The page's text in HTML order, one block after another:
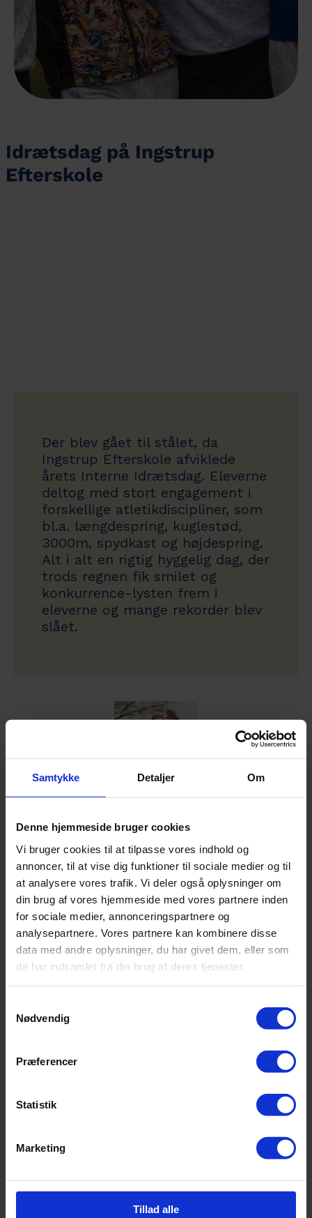
Samtykke Detaljer Om
Denne hjemmeside bruger cookies
Vi bruger cookies til at tilpasse vores indhold og
annoncer, til at vise dig funktioner til sociale medier og til
at analysere vores trafik. Vi deler også oplysninger om
din brug af vores hjemmeside med vores partnere inden
for sociale medier, annonceringspartnere og
analysepartnere. Vores partnere kan kombinere disse
data med andre oplysninger, du har givet dem, eller som
de har indsamlet fra din brug af deres tjenester.
Nødvendig
Præferencer
Statistik
Marketing
Tillad alle
Idrætsdag på Ingstrup
Efterskole
Der blev gået til stålet, da
Ingstrup Efterskole afviklede
årets Interne Idrætsdag. Eleverne
deltog med stort engagement i
forskellige atletikdiscipliner, som
bl.a. længdespring, kuglestød,
3000m, spydkast og højdespring.
Alt i alt en rigtig hyggelig dag, der
trods regnen fik smilet og
konkurrence-lysten frem i
eleverne og mange rekorder blev
slået.